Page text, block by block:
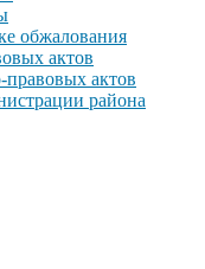
обжалования
актов
актов
района